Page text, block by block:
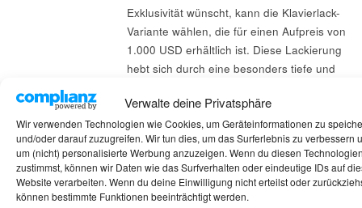
Verwalte deine Privatsphäre
Wir verwenden Technologien wie Cookies, um Geräteinformationen zu
und/oder darauf zuzugreifen. Wir tun dies, um das Surferlebnis zu verbessern
um (nicht) personalisierte Werbung anzuzeigen. Wenn du diesen
zustimmst, können wir Daten wie das Surfverhalten oder eindeutige IDs auf
Website verarbeiten. Wenn du deine Einwilligung nicht erteilst oder
können bestimmte Funktionen beeinträchtigt werden.
Exklusivität wünscht, kann die Klavierlack-
Variante wählen, die für einen Aufpreis von
1.000 USD erhältlich ist. Diese Lackierung
hebt sich durch eine besonders tiefe und
Maßstäbe in der Lautsprecherwelt.
Suchen
ANKAUF HIFI & HIGH GERÄTE: +491794761922